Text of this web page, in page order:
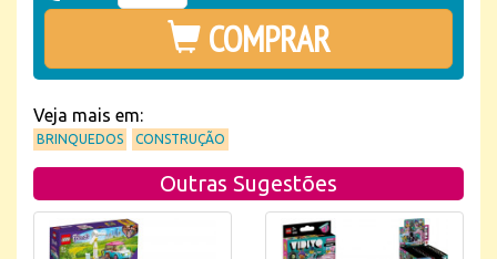
COMPRAR
Veja mais em:
BRINQUEDOS CONSTRUÇÃO
Outras Sugestões